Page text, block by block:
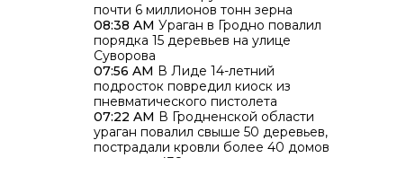
почти 6 миллионов тонн зерна
08:38 AM Ураган в Гродно повалил
порядка 15 деревьев на улице
Суворова
07:56 AM В Лиде 14-летний
подросток повредил киоск из
пневматического пистолета
07:22 AM В Гродненской области
ураган повалил свыше 50 деревьев,
пострадали кровли более 40 домов
438 населенных пунктов по